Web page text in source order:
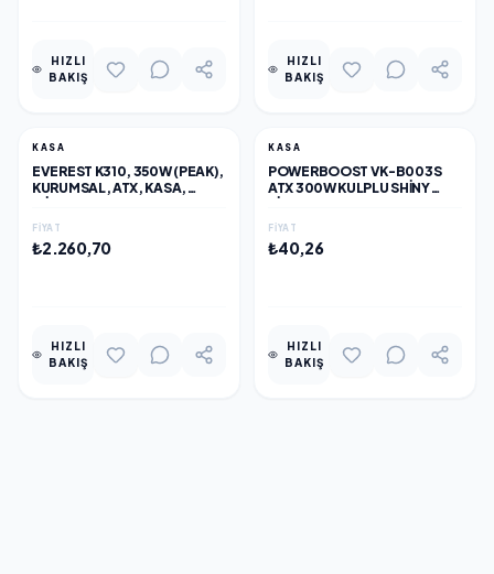
HIZLI
BAKIŞ
HIZLI
BAKIŞ
KASA
EVEREST K310, 350W (PEAK),
KURUMSAL, ATX, KASA,
FIYAT
₺2.260,70
HIZLI
BAKIŞ
KASA
POWERBOOST VK-B003S
ATX 300W KULPLU SHINY
KASA
FIYAT
₺40,26
HIZLI
BAKIŞ